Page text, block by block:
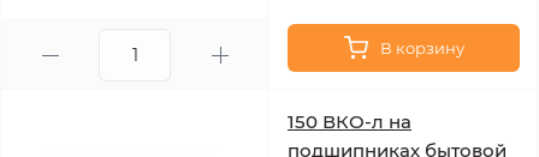
В корзину
150 ВКО-л на
подшипниках бытовой